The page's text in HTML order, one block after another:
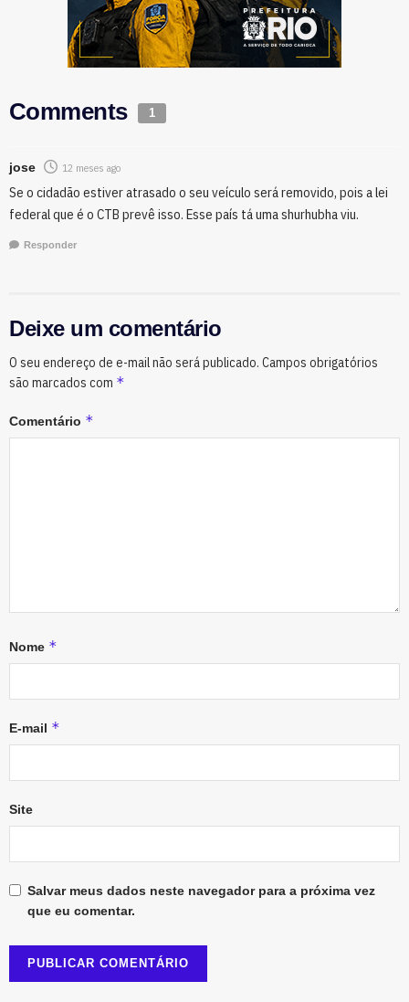
Comments 1
jose 12 meses ago
Se o cidadão estiver atrasado o seu veículo será removido, pois a lei
federal que é o CTB prevê isso. Esse país tá uma shurhubha viu.
Responder
Deixe um comentário
O seu endereço de e-mail não será publicado. Campos obrigatórios
são marcados com *
Comentário *
Nome *
E-mail *
Site
Salvar meus dados neste navegador para a próxima vez
que eu comentar.